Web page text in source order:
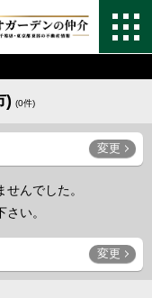
) (0件)
変更
んでした。
い。
変更